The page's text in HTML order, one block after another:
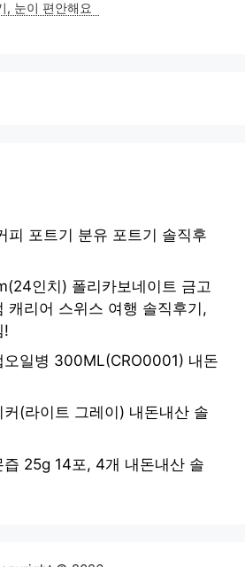
, 눈이 편안해요
피 포트기 분유 포트기 솔직후
인치) 폴리카보네이트 금고
캐리어 스위스 여행 솔직후기,
!
오일병 300ML(CRO0001) 내돈
(라이트 그레이) 내돈내산 솔
즙 25g 14포, 4개 내돈내산 솔